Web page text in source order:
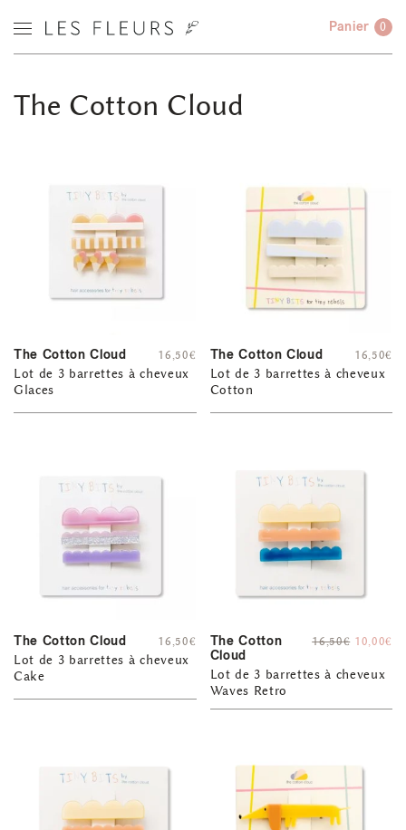
Panier 0
The Cotton Cloud
The Cotton Cloud
Lot de 3 barrettes à cheveux
Glaces
16,50€ The Cotton Cloud
Lot de 3 barrettes à cheveux
Cotton
16,50€
The Cotton Cloud
Lot de 3 barrettes à cheveux
Cake
16,50€
The Cotton
Cloud
Lot de 3 barrettes à cheveux
Waves Retro
16,50€ 10,00€